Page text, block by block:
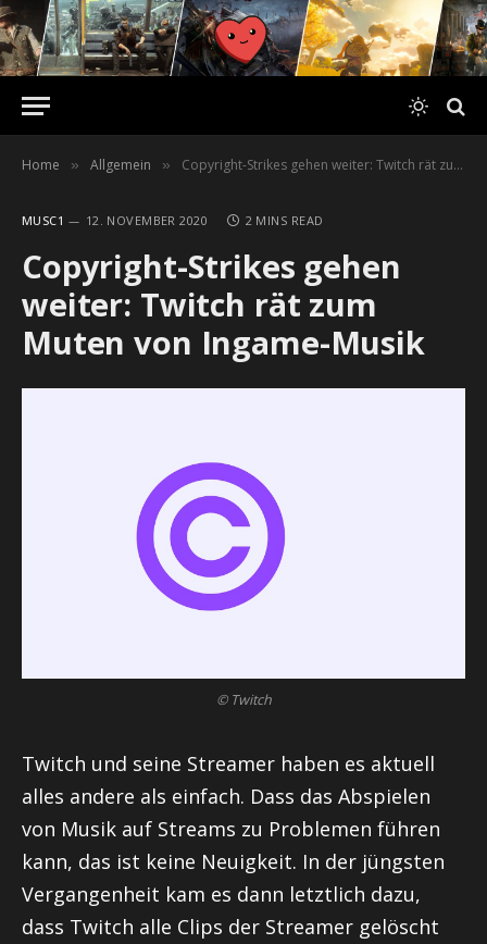
Home » Allgemein » Copyright-Strikes gehen weiter: Twitch rät zum Muten von Ingame-Musik
MUSC1 12. NOVEMBER 2020 2 MINS READ
Copyright-Strikes gehen
weiter: Twitch rät zum
Muten von Ingame-Musik
© Twitch
Twitch und seine Streamer haben es aktuell
alles andere als einfach. Dass das Abspielen
von Musik auf Streams zu Problemen führen
kann, das ist keine Neuigkeit. In der jüngsten
Vergangenheit kam es dann letztlich dazu,
dass Twitch alle Clips der Streamer gelöscht